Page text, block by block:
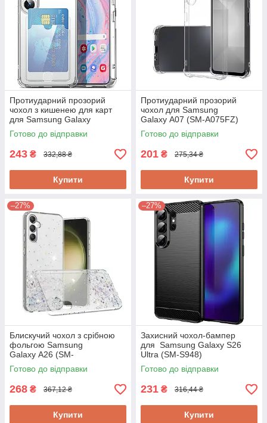
Протиударний прозорий
чохол з кишенею для карт
для Samsung Galaxy
A17 (SM-A175FL)
Готово до відправки
243 ₴ 332,88 ₴
Купити
Протиударний прозорий
чохол для Samsung
Galaxy A07 (SM-A075FZ)
Готово до відправки
201 ₴ 275,34 ₴
Купити
–27%
Блискучий чохол з срібною
фольгою Samsung
Galaxy A26 (SM-
A266BZ)/A17 (SM-A175FZ)
Готово до відправки
268 ₴ 367,12 ₴
Купити
–27%
Захисний чохол-бампер
для Samsung Galaxy S26
Ultra (SM-S948)
Готово до відправки
231 ₴ 316,44 ₴
Купити